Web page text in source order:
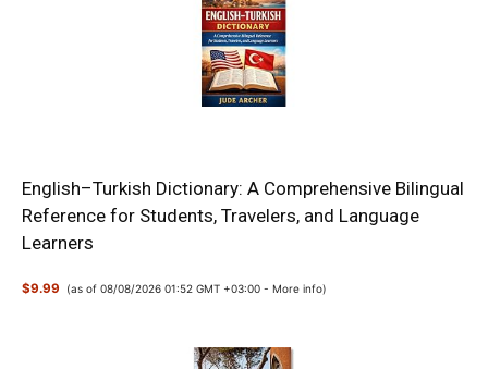
English–Turkish Dictionary: A Comprehensive Bilingual
Reference for Students, Travelers, and Language
Learners
$9.99 (as of 08/08/2026 01:52 GMT +03:00 -More info)